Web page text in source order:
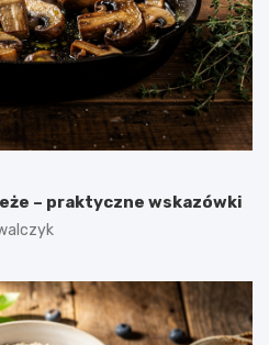
– praktyczne wskazówki